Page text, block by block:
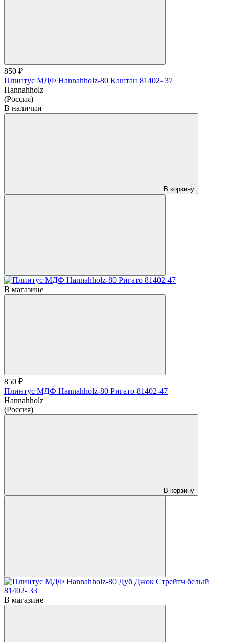
850 ₽
Плинтус МДФ Hannahholz-80 Каштан 81402- 37
Hannahholz
(Россия)
В наличии
В корзину
В магазине
850 ₽
Плинтус МДФ Hannahholz-80 Ригато 81402-47
Hannahholz
(Россия)
В корзину
В магазине